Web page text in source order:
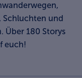
Schluchten und
Über 180 Storys
euch!